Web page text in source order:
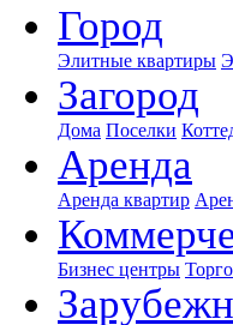
Город
Элитные квартиры
Загород
Дома Поселки
Аренда
Аренда квартир
Бизнес центры